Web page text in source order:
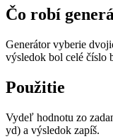
Čo robí
Generátor vyberie
výsledok bol celé číslo
Použitie
Vydeľ hodnotu zo
yd) a výsledok zapíš.